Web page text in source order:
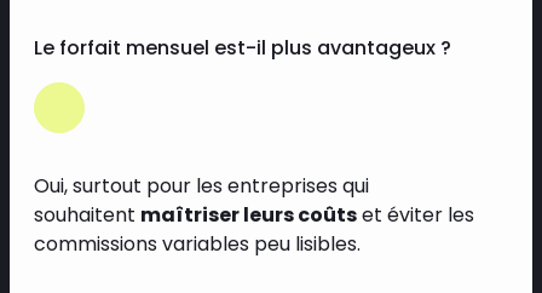
Le forfait mensuel est-il plus avantageux ?
Oui, surtout pour les entreprises qui
souhaitent maîtriser leurs coûtset éviter les
commissions variables peu lisibles.